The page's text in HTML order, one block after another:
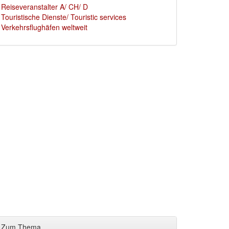
Reiseveranstalter A/ CH/ D
Touristische Dienste/ Touristic services
Verkehrsflughäfen weltweit
Zum Thema